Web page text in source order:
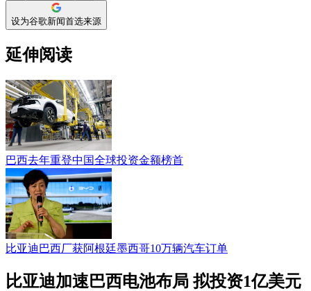
设为谷歌新闻首选来源
延伸阅读
巴西去年重登中国全球投资金额榜首
比亚迪巴西厂获阿根廷墨西哥10万辆汽车订单
比亚迪加速巴西电池布局 拟投资1亿美元